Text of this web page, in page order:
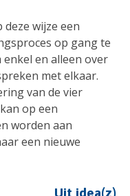
wijze een
op gang te
en alleen over
met elkaar.
van de vier
op een
worden aan
een nieuwe
Uit idea(z)